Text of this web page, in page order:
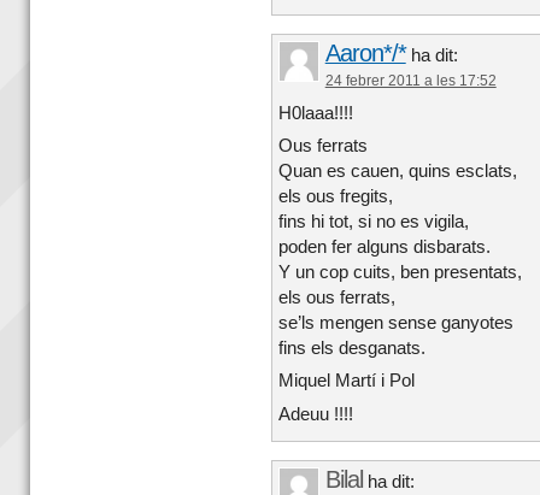
Aaron*/* ha dit:
24 febrer 2011 a les 17:52
H0laaa!!!!
Ous ferrats
Quan es cauen, quins esclats,
els ous fregits,
fins hi tot, si no es vigila,
poden fer alguns disbarats.
Y un cop cuits, ben presentats,
els ous ferrats,
se’ls mengen sense ganyotes
fins els desganats.
Miquel Martí i Pol
Adeuu !!!!
Bilal ha dit: